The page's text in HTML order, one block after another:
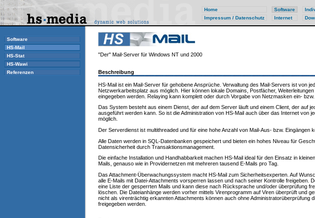
Home Software
Impressum / Datenschutz
Internet
Software
HS-Mail
HS-Stat
HS-Wawi
Referenzen
"Der" Mail-Server für Windows NT und 2000
Beschreibung
HS-Mail ist ein Mail-Server für gehobene Ansprüche. Verwaltung des Mail-Servers ist von
Netzwerkarbeitsplatz aus möglich. Hier können lokale Domains, Postfächer,
eingegeben werden. Relaying kann komplett oder durch Vorgabe von Netzmasken ein-
Das System besteht aus einem Dienst, der auf dem Server läuft und einem Client, der auf
ausgeführt werden kann. So ist die Administration von HS-Mail auch über das Internet von
möglich.
Der Serverdienst ist multithreaded und für eine hohe Anzahl von Mail-Aus- bzw. Eingängen
Alle Daten werden in SQL-Datenbanken gespeichert und bieten ein hohes Niveau für
Datensicherheit durch Transaktionsmanagement.
Die einfache Installation und Handhabbarkeit machen HS-Mail ideal für den Einsatz in
Mails, genauso wie in Providernetzen mit mehreren tausend E-Mails pro Tag.
Das Attachment-Überwachungssystem macht HS-Mail zum Sicherheitsexperten. Auf
alle E-Mails mit Datei-Attachments vorsperren lassen und nach seiner Kontrolle freigeben.
eine Liste der gesperrten Mails und kann diese nach Rücksprache und/oder überprüfung
löschen. Die Dateianhänge werden vorher mittels Virenprogramm auf Viren überprüft und
nicht als virenträchtig erkannten Attachments können auch ohne Administratorüberprüfung
freigegeben werden.